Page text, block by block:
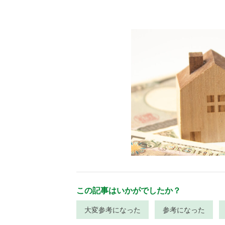
この記事はいかがでしたか？
大変参考になった 参考になった